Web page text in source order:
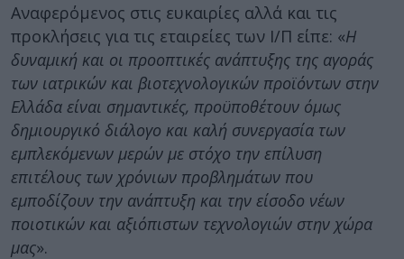
Αναφερόμενος στις ευκαιρίες αλλά και τις
προκλήσεις για τις εταιρείες των Ι/Π είπε: «Η
δυναμική και οι προοπτικές ανάπτυξης της αγοράς
των ιατρικών και βιοτεχνολογικών προϊόντων στην
Ελλάδα είναι σημαντικές, προϋποθέτουν όμως
δημιουργικό διάλογο και καλή συνεργασία των
εμπλεκόμενων μερών με στόχο την επίλυση
επιτέλους των χρόνιων προβλημάτων που
εμποδίζουν την ανάπτυξη και την είσοδο νέων
ποιοτικών και αξιόπιστων τεχνολογιών στην χώρα
μας».